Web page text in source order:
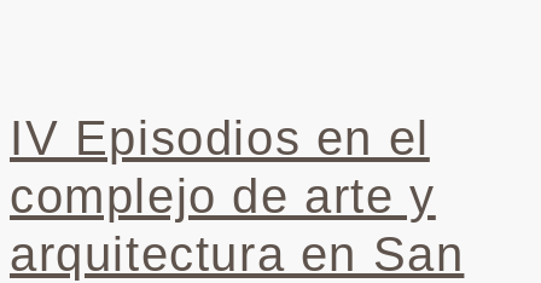
IV Episodios en el
complejo de arte y
arquitectura en San